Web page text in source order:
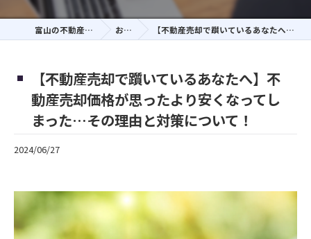
富山の不動産売却ならTUMUGU不動産株式会社 お役立ち情報 【不動産売却で躓いているあなたへ】不動産売却価格が思ったより安くなってしまった…その理由と対策について！
【不動産売却で躓いているあなたへ】不
動産売却価格が思ったより安くなってし
まった…その理由と対策について！
2024/06/27